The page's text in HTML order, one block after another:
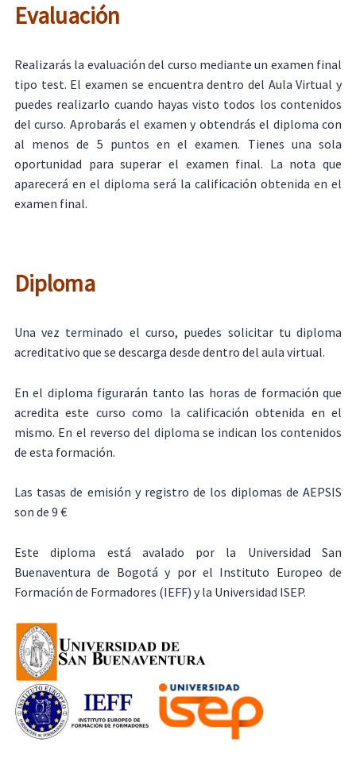
Evaluación
Realizarás la evaluación del curso mediante un examen final
tipo test. El examen se encuentra dentro del Aula Virtual y
puedes realizarlo cuando hayas visto todos los contenidos
del curso. Aprobarás el examen y obtendrás el diploma con
al menos de 5 puntos en el examen. Tienes una sola
oportunidad para superar el examen final. La nota que
aparecerá en el diploma será la calificación obtenida en el
examen final.
Diploma
Una vez terminado el curso, puedes solicitar tu diploma
acreditativo que se descarga desde dentro del aula virtual.
En el diploma figurarán tanto las horas de formación que
acredita este curso como la calificación obtenida en el
mismo. En el reverso del diploma se indican los contenidos
de esta formación.
Las tasas de emisión y registro de los diplomas de AEPSIS
son de 9 €
Este diploma está avalado por la Universidad San
Buenaventura de Bogotá y por el Instituto Europeo de
Formación de Formadores (IEFF) y la Universidad ISEP.